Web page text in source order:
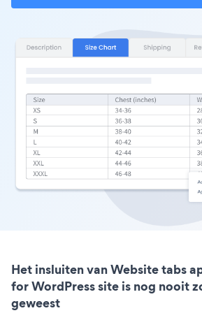
Het insluiten van Website tabs
for WordPress site is nog nooit
geweest